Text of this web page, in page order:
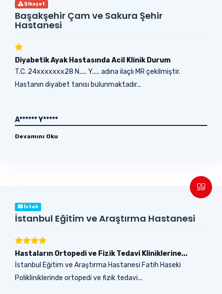
Şikayet
Başakşehir Çam ve Sakura Şehir
Hastanesi
Diyabetik Ayak Hastasında Acil Klinik Durum
T.C. 24xxxxxxx28 N..... Y..... adına ilaçlı MR çekilmiştir.
Hastanın diyabet tanısı bulunmaktadır...
A****** Y*****
Devamını Oku
İstek
İstanbul Eğitim ve Araştırma Hastanesi
Hastaların Ortopedi ve Fizik Tedavi Kliniklerine...
İstanbul Eğitim ve Araştırma Hastanesi Fatih Haseki
Polikliniklerinde ortopedi ve fizik tedavi...